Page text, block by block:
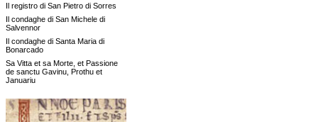
Il registro di San Pietro di Sorres
Il condaghe di San Michele di
Salvennor
Il condaghe di Santa Maria di
Bonarcado
Sa Vitta et sa Morte, et Passione
de sanctu Gavinu, Prothu et
Januariu